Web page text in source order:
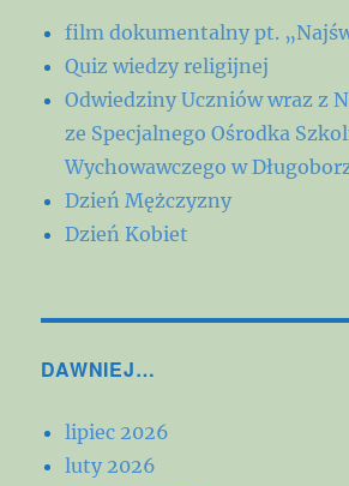
film dokumentalny pt.
Quiz wiedzy religijnej
Odwiedziny Uczniów wraz z
ze Specjalnego Ośrodka
Wychowawczego w
Dzień Mężczyzny
Dzień Kobiet
DAWNIEJ…
lipiec 2026
luty 2026